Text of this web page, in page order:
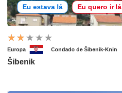
Eu estava lá Eu quero ir lá
Europa Condado de Šibenik-Knin
Šibenik